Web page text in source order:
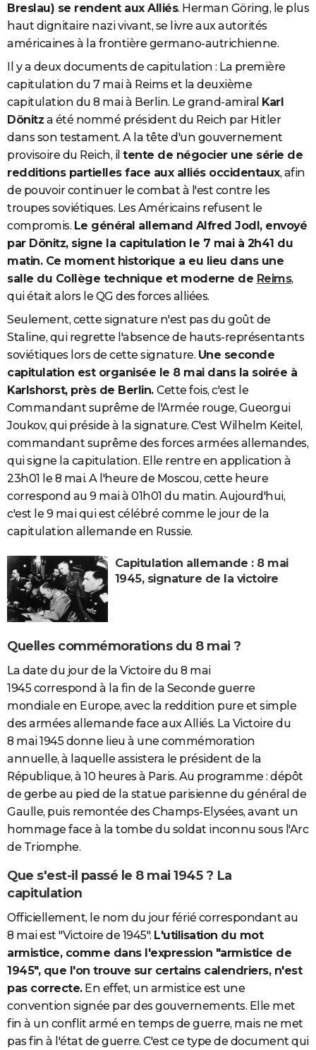
Breslau) se rendent aux Alliés. Herman Göring, le plus
haut dignitaire nazi vivant, se livre aux autorités
américaines à la frontière germano-autrichienne.
Il y a deux documents de capitulation : La première
capitulation du 7 mai à Reims et la deuxième
capitulation du 8 mai à Berlin. Le grand-amiral Karl
Dönitz a été nommé président du Reich par Hitler
dans son testament. A la tête d'un gouvernement
provisoire du Reich, il tente de négocier une série de
redditions partielles face aux alliés occidentaux, afin
de pouvoir continuer le combat à l'est contre les
troupes soviétiques. Les Américains refusent le
compromis. Le général allemand Alfred Jodl, envoyé
par Dönitz, signe la capitulation le 7 mai à 2h41 du
matin. Ce moment historique a eu lieu dans une
salle du Collège technique et moderne de Reims,
qui était alors le QG des forces alliées.
Seulement, cette signature n'est pas du goût de
Staline, qui regrette l'absence de hauts-représentants
soviétiques lors de cette signature. Une seconde
capitulation est organisée le 8 mai dans la soirée à
Karlshorst, près de Berlin. Cette fois, c'est le
Commandant suprême de l'Armée rouge, Gueorgui
Joukov, qui préside à la signature. C'est Wilhelm Keitel,
commandant suprême des forces armées allemandes,
qui signe la capitulation. Elle rentre en application à
23h01 le 8 mai. A l'heure de Moscou, cette heure
correspond au 9 mai à 01h01 du matin. Aujourd'hui,
c'est le 9 mai qui est célébré comme le jour de la
capitulation allemande en Russie.
Capitulation allemande : 8 mai
1945, signature de la victoire
Quelles commémorations du 8 mai ?
La date du jour de la Victoire du 8 mai
1945 correspond à la fin de la Seconde guerre
mondiale en Europe, avec la reddition pure et simple
des armées allemande face aux Alliés. La Victoire du
8 mai 1945 donne lieu à une commémoration
annuelle, à laquelle assistera le président de la
République, à 10 heures à Paris. Au programme : dépôt
de gerbe au pied de la statue parisienne du général de
Gaulle, puis remontée des Champs-Elysées, avant un
hommage face à la tombe du soldat inconnu sous l'Arc
de Triomphe.
Que s'est-il passé le 8 mai 1945 ? La
capitulation
Officiellement, le nom du jour férié correspondant au
8 mai est "Victoire de 1945". L'utilisation du mot
armistice, comme dans l'expression "armistice de
1945", que l'on trouve sur certains calendriers, n'est
pas correcte.En effet, un armistice est une
convention signée par des gouvernements. Elle met
fin à un conflit armé en temps de guerre, mais ne met
pas fin à l'état de guerre. C'est ce type de document qui